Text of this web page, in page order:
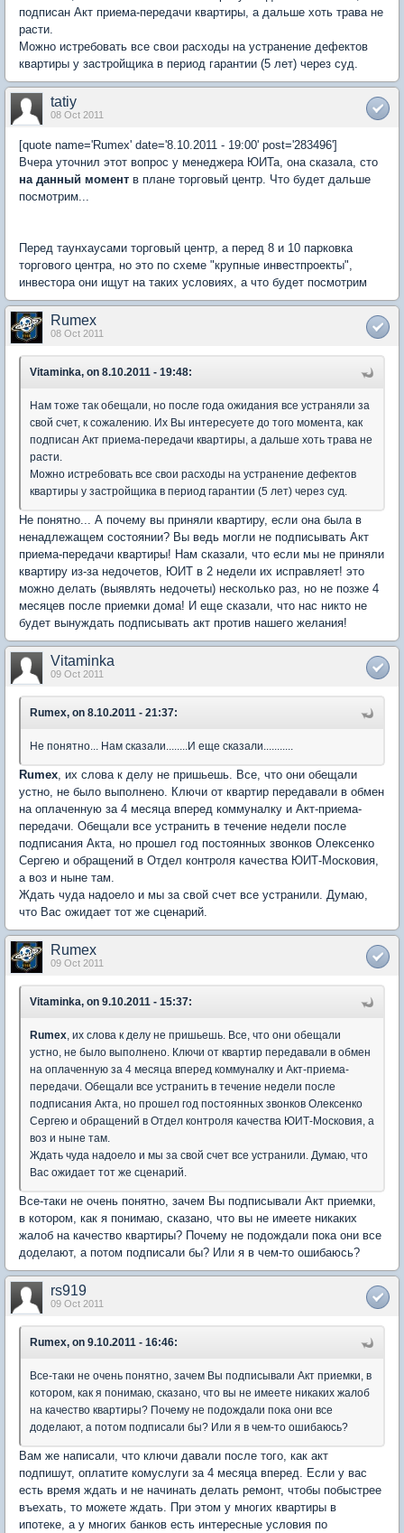
подписан Акт приема-передачи квартиры, а дальше хоть трава не
расти.
Можно истребовать все свои расходы на устранение дефектов
квартиры у застройщика в период гарантии (5 лет) через суд.
tatiy
08 Oct 2011
[quote name='Rumex' date='8.10.2011 - 19:00' post='283496']
Вчера уточнил этот вопрос у менеджера ЮИТа, она сказала, сто
на данный момент в плане торговый центр. Что будет дальше
посмотрим...
Перед таунхаусами торговый центр, а перед 8 и 10 парковка
торгового центра, но это по схеме "крупные инвестпроекты",
инвестора они ищут на таких условиях, а что будет посмотрим
Rumex
08 Oct 2011
Vitaminka, on 8.10.2011 - 19:48:
Нам тоже так обещали, но после года ожидания все устраняли за
свой счет, к сожалению. Их Вы интересуете до того момента, как
подписан Акт приема-передачи квартиры, а дальше хоть трава не
расти.
Можно истребовать все свои расходы на устранение дефектов
квартиры у застройщика в период гарантии (5 лет) через суд.
Не понятно... А почему вы приняли квартиру, если она была в
ненадлежащем состоянии? Вы ведь могли не подписывать Акт
приема-передачи квартиры! Нам сказали, что если мы не приняли
квартиру из-за недочетов, ЮИТ в 2 недели их исправляет! это
можно делать (выявлять недочеты) несколько раз, но не позже 4
месяцев после приемки дома! И еще сказали, что нас никто не
будет вынуждать подписывать акт против нашего желания!
Vitaminka
09 Oct 2011
Rumex, on 8.10.2011 - 21:37:
Не понятно... Нам сказали........И еще сказали...........
Rumex, их слова к делу не пришьешь. Все, что они обещали
устно, не было выполнено. Ключи от квартир передавали в обмен
на оплаченную за 4 месяца вперед коммуналку и Акт-приема-
передачи. Обещали все устранить в течение недели после
подписания Акта, но прошел год постоянных звонков Олексенко
Сергею и обращений в Отдел контроля качества ЮИТ-Московия,
а воз и ныне там.
Ждать чуда надоело и мы за свой счет все устранили. Думаю,
что Вас ожидает тот же сценарий.
Rumex
09 Oct 2011
Vitaminka, on 9.10.2011 - 15:37:
Rumex, их слова к делу не пришьешь. Все, что они обещали
устно, не было выполнено. Ключи от квартир передавали в обмен
на оплаченную за 4 месяца вперед коммуналку и Акт-приема-
передачи. Обещали все устранить в течение недели после
подписания Акта, но прошел год постоянных звонков Олексенко
Сергею и обращений в Отдел контроля качества ЮИТ-Московия, а
воз и ныне там.
Ждать чуда надоело и мы за свой счет все устранили. Думаю, что
Вас ожидает тот же сценарий.
Все-таки не очень понятно, зачем Вы подписывали Акт приемки,
в котором, как я понимаю, сказано, что вы не имеете никаких
жалоб на качество квартиры? Почему не подождали пока они все
доделают, а потом подписали бы? Или я в чем-то ошибаюсь?
rs919
09 Oct 2011
Rumex, on 9.10.2011 - 16:46:
Все-таки не очень понятно, зачем Вы подписывали Акт приемки, в
котором, как я понимаю, сказано, что вы не имеете никаких жалоб
на качество квартиры? Почему не подождали пока они все
доделают, а потом подписали бы? Или я в чем-то ошибаюсь?
Вам же написали, что ключи давали после того, как акт
подпишут, оплатите комуслуги за 4 месяца вперед. Если у вас
есть время ждать и не начинать делать ремонт, чтобы побыстрее
въехать, то можете ждать. При этом у многих квартиры в
ипотеке, а у многих банков есть интересные условия по